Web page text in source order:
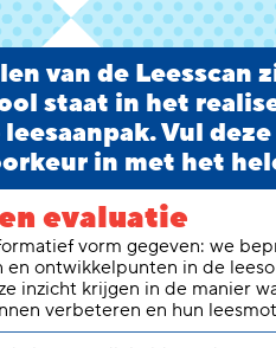
van de Leesscan
staat in het
Vul deze
in met het
evaluatie
vorm gegeven: we
en ontwikkelpunten in de
inzicht krijgen in de manier
verbeteren en hun